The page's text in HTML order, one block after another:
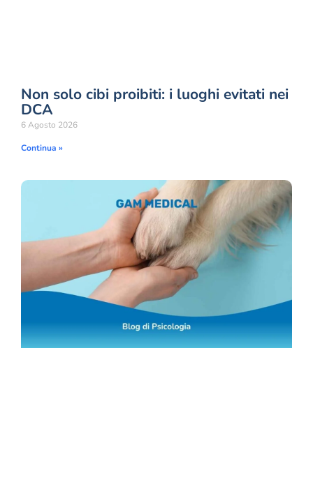
Non solo cibi proibiti: i luoghi evitati nei
DCA
6 Agosto 2026
Continua »